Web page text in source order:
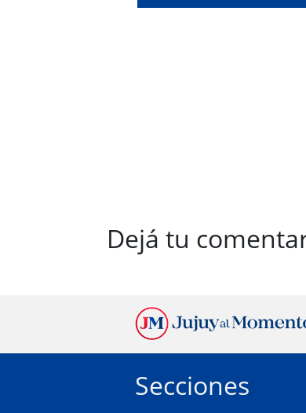
Dejá tu
Secciones